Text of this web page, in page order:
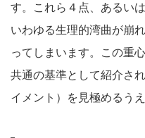
す。これら４点、あるい
いわゆる生理的湾曲が崩
ってしまいます。この重
共通の基準として紹介さ
イメント）を見極めるう